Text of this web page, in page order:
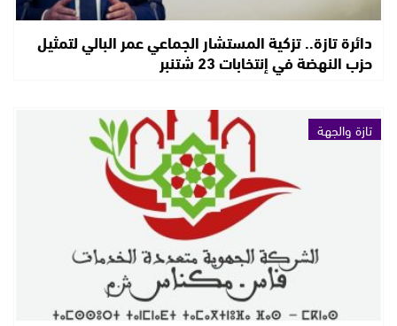
دائرة تازة.. تزكية المستشار الجماعي عمر البالي لتمثيل
حزب النهضة في إنتخابات 23 شتنبر
تازة والجهة